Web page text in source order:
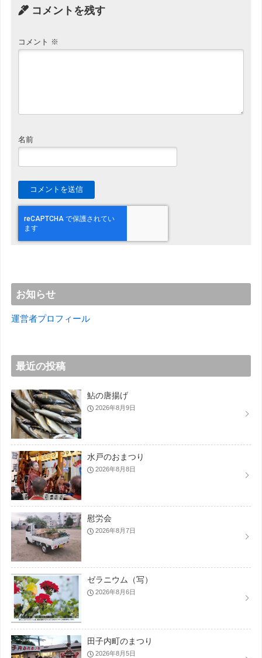
コメントを残す
コメント ※
名前
お知らせ
運営者プロフィール
最近の投稿
鮎の唐揚げ
2026年8月9日
水戸のおまつり
2026年8月8日
慰労会
2026年8月7日
ゼラニウム（写）
2026年8月6日
田子内町のまつり
2026年8月5日